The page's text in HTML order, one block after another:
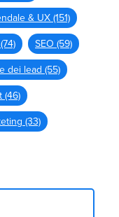
& UX (151)
(74) SEO (59)
dei lead (55)
(46)
(33)